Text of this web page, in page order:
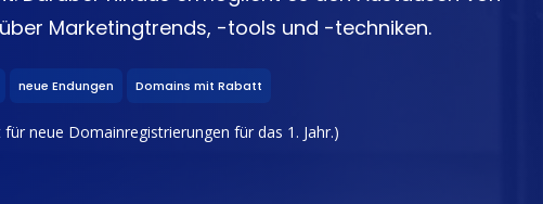
Marketingtrends, -tools und -techniken.
neue Endungen Domains mit Rabatt
neue Domainregistrierungen für das 1. Jahr.)